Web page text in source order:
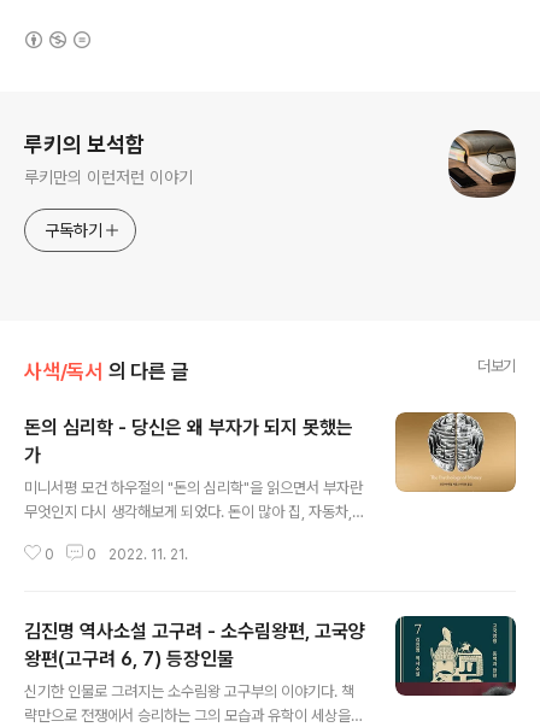
루키의 보석함
루키만의 이런저런 이야기
구독하기
사색/독서 의 다른 글 더보기
돈의 심리학 - 당신은 왜 부자가 되지 못했는
가
미니서평 모건 하우절의 "돈의 심리학"을 읽으면서 부자란
무엇인지 다시 생각해보게 되었다. 돈이 많아 집, 자동차,
생각했다. 그러나 책에서는 이것은 부자처럼 느끼는 것이
진 돈을 쓰고, 가지지 않은 돈을 쓰지 않는 것이다. 아주 간
단하다." 그렇다면 부자는 무엇일까? 저자는 "시간"을 마음
대로 쓸 수 있는 사람이 부자라고 정의한다. 시간만 있는 백
수가 아니라, 돈에 구애받지 않고 내 시간을 내 마음대로 쓸
0 0 2022. 11. 21.
김진명 역사소설 고구려 - 소수림왕편, 고국양
왕편(고구려 6, 7) 등장인물
신기한 인물로 그려지는 소수림왕 고구부의 이야기다. 책
략만으로 전쟁에서 승리하는 그의 모습과 유학이 세상을